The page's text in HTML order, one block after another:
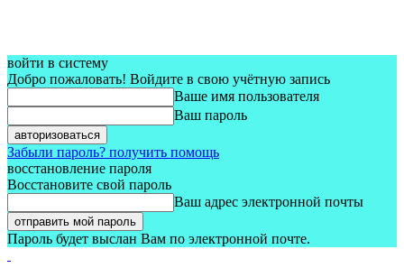
войти в систему
Добро пожаловать! Войдите в свою учётную запись
Ваше имя пользователя
Ваш пароль
Забыли пароль? получить помощь
восстановление пароля
Восстановите свой пароль
Ваш адрес электронной почты
Пароль будет выслан Вам по электронной почте.